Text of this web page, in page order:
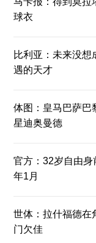
球衣
比利亚：未来没想
遇的天才
体图：皇马巴萨巴
星迪奥曼德
官方：32岁自由身
年1月
世体：拉什福德在
门欠佳